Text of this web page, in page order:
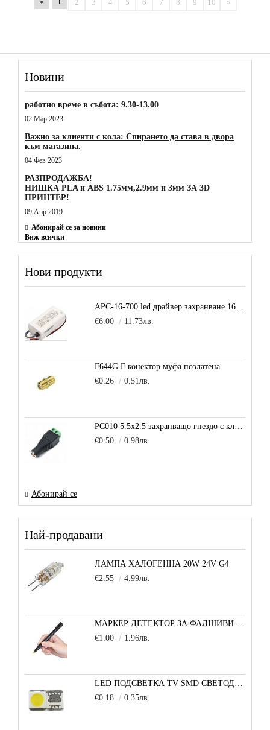
2 3 4 5 6 7 8 9 10 »
Новини
работно време в събота: 9.30-13.00
02 Мар 2023
Важно за клиенти с кола: Спирането да става в двора
към магазина.
04 Фев 2023
РАЗПРОДАЖБА!
НИШКА PLA и ABS 1.75мм,2.9мм и 3мм ЗА 3D
ПРИНТЕР!
09 Апр 2019
Абонирай се за новини
Виж всички
Нови продукти
APC-16-700 led драйвер захранване 16.8W 700mA
€6.00
11.73лв.
F644G F конектор муфа позлатена
€0.26
0.51лв.
PC010 5.5x2.5 захранващо гнездо с клема за кабел
€0.50
0.98лв.
Абонирай се
Най-продавани
ЛАМПА ХАЛОГЕННА 20W 24V G4
€2.55
4.99лв.
МАРКЕР ДЕТЕКТОР ЗА ФАЛШИВИ БАНКНОТИ
€1.00
1.96лв.
LED ПОДСВЕТКА TV SMD СВЕТОДИОД 2835 2W 3V МАЛКА+
€0.18
0.35лв.